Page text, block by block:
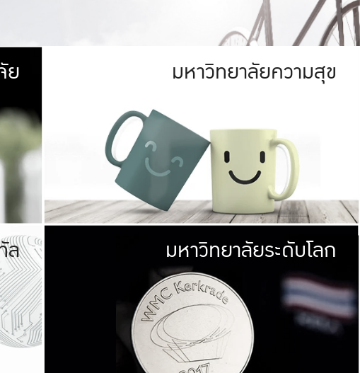
ลัย
เขียวสดใส หนาแน่น
(URBAN FOREST)
AGRICULTURE)
ด้ประมาณ 1,400 ไร่
ย มหาวิทยาลัย
ให้กับประชาชน
มหาวิทยาลัยความสุข
บต่อสังคม
น เพื่อความกินดีอยู่ดี
ะความสุขอย่างยั่งยืน
งปัญหาในภาพกว้าง
ขจากปัญหาจุดเล็กๆ
ล มหาวิทยา
พร้อมที่จ
และผลักดันในการใช้ระบบส
เพื่อการทำงานแ
มหาวิทยาลัยระดับโลก